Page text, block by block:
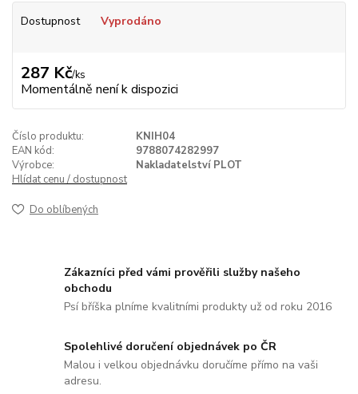
Dostupnost Vyprodáno
287 Kč/ks
Momentálně není k dispozici
Číslo produktu:
KNIH04
EAN kód:
9788074282997
Výrobce:
Nakladatelství PLOT
Hlídat cenu / dostupnost
Do oblíbených
Zákazníci před vámi prověřili služby našeho
obchodu
Psí bříška plníme kvalitními produkty už od roku 2016
Spolehlivé doručení objednávek po ČR
Malou i velkou objednávku doručíme přímo na vaši
adresu.